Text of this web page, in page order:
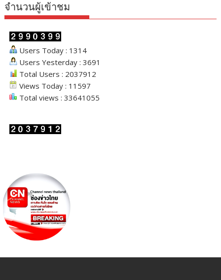
จำนวนผู้เข้าชม
Users Today : 1314
Users Yesterday : 3691
Total Users : 2037912
Views Today : 11597
Total views : 33641055